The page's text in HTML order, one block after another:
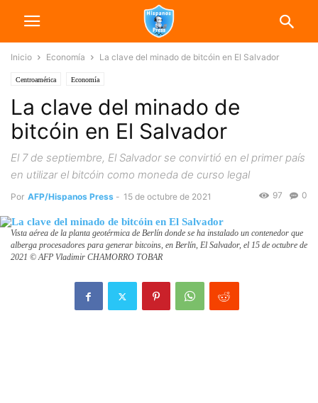
Inicio Economía La clave del minado de bitcóin en El Salvador
Centroamérica Economía
La clave del minado de
bitcóin en El Salvador
El 7 de septiembre, El Salvador se convirtió en el primer país
en utilizar el bitcóin como moneda de curso legal
Por AFP/Hispanos Press - 15 de octubre de 2021 0
97
Vista aérea de la planta geotérmica de Berlín donde se ha instalado un contenedor que
alberga procesadores para generar bitcoins, en Berlín, El Salvador, el 15 de octubre de
2021 © AFP Vladimir CHAMORRO TOBAR